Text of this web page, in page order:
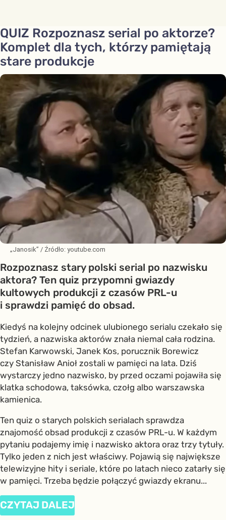
QUIZ Rozpoznasz serial po aktorze?
Komplet dla tych, którzy pamiętają
stare produkcje
„Janosik” / Źródło: youtube.com
Rozpoznasz stary polski serial po nazwisku
aktora? Ten quiz przypomni gwiazdy
kultowych produkcji z czasów PRL-u
i sprawdzi pamięć do obsad.
Kiedyś na kolejny odcinek ulubionego serialu czekało się
tydzień, a nazwiska aktorów znała niemal cała rodzina.
Stefan Karwowski, Janek Kos, porucznik Borewicz
czy Stanisław Anioł zostali w pamięci na lata. Dziś
wystarczy jedno nazwisko, by przed oczami pojawiła się
klatka schodowa, taksówka, czołg albo warszawska
kamienica.
Ten quiz o starych polskich serialach sprawdza
znajomość obsad produkcji z czasów PRL-u. W każdym
pytaniu podajemy imię i nazwisko aktora oraz trzy tytuły.
Tylko jeden z nich jest właściwy. Pojawią się największe
telewizyjne hity i seriale, które po latach nieco zatarły się
w pamięci. Trzeba będzie połączyć gwiazdy ekranu...
CZYTAJ DALEJ